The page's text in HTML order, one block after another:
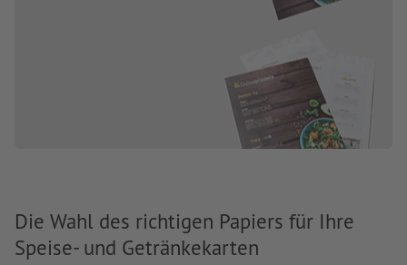
Die Wahl des richtigen Papiers für Ihre
Speise- und Getränkekarten